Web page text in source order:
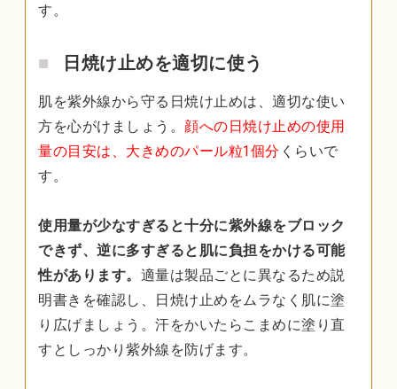
す。
日焼け止めを適切に使う
肌を紫外線から守る日焼け止めは、適切な使い
方を心がけましょう。 顔への日焼け止めの使用
量の目安は、大きめのパール粒1個分 くらいで
す。
使用量が少なすぎると十分に紫外線をブロック
できず、逆に多すぎると肌に負担をかける可能
性があります。 適量は製品ごとに異なるため説
明書きを確認し、日焼け止めをムラなく肌に塗
り広げましょう。汗をかいたらこまめに塗り直
すとしっかり紫外線を防げます。